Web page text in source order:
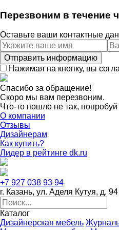
Перезвоним в течение
Оставьте ваши контактные
Нажимая на кнопку, вы
Спасибо за обращение!
Скоро мы вам перезвоним.
Что-то пошло не так,
О компании
Отзывы
Дизайнерам
Как купить?
Лидер в рейтинге dk.ru
+7 927 038 93 94
г. Казань, ул. Аделя Кутуя, д. 94
Каталог
Дизайнерская мебель